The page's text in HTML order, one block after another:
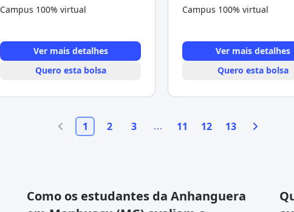
Campus 100% virtual
Ver mais detalhes
Quero esta bolsa
Campus 100% virtual
Ver mais detalhes
Quero esta bolsa
1 2 3 11 12 13
Como os estudantes da Anhanguera